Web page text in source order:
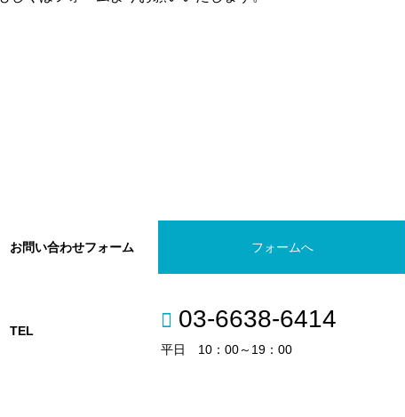
お問い合わせフォーム フォームへ
TEL 03-6638-6414
平日 10：00～19：00